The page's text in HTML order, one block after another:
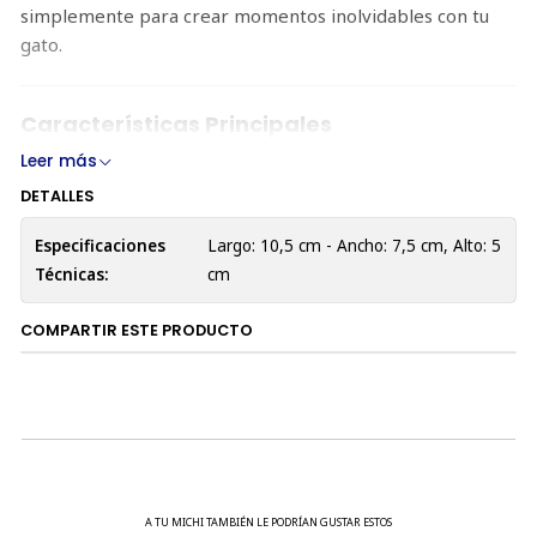
simplemente para crear momentos inolvidables con tu
gato.
Características Principales
Diseño Icónico
superhéroe
esencia del personaje.
Material Ligero y Duradero: Fabricada en
polipropileno resistente, garantiza un uso
prolongado sin incomodidad para tu mascota.
Ajuste Ergonómico: Diseñada específicamente para
Leer más
DETALLES
Especificaciones
Técnicas:
Largo: 10,5 cm - Ancho: 7,5 cm, Alto: 5
cm
COMPARTIR ESTE PRODUCTO
A TU MICHI TAMBIÉN LE PODRÍAN GUSTAR ESTOS